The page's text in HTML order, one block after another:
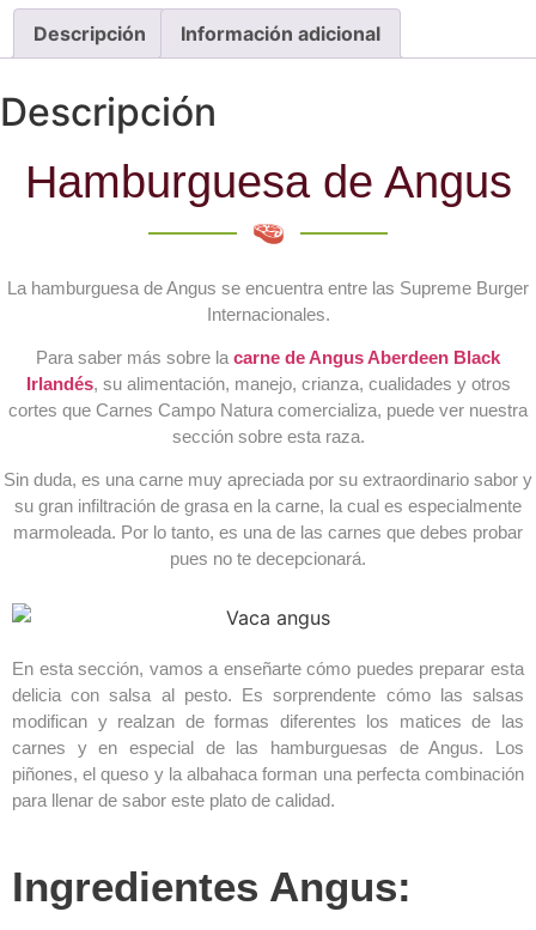
Descripción Información adicional
Descripción
Hamburguesa de Angus
La hamburguesa de Angus se encuentra entre las Supreme Burger
Internacionales.
Para saber más sobre la carne de Angus Aberdeen Black
Irlandés, su alimentación, manejo, crianza, cualidades y otros
cortes que Carnes Campo Natura comercializa, puede ver nuestra
sección sobre esta raza.
Sin duda, es una carne muy apreciada por su extraordinario sabor y
su gran infiltración de grasa en la carne, la cual es especialmente
marmoleada. Por lo tanto, es una de las carnes que debes probar
pues no te decepcionará.
En esta sección, vamos a enseñarte cómo puedes preparar esta
delicia con salsa al pesto. Es sorprendente cómo las salsas
modifican y realzan de formas diferentes los matices de las
carnes y en especial de las hamburguesas de Angus. Los
piñones, el queso y la albahaca forman una perfecta combinación
para llenar de sabor este plato de calidad.
Ingredientes Angus: